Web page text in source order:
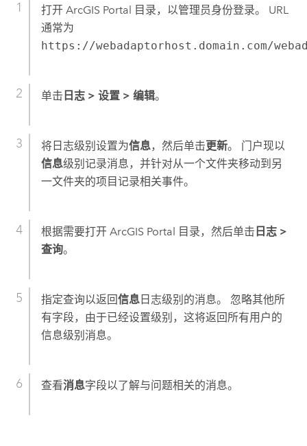
打开 ArcGIS Portal 目录，以管理员身份登录。 URL
通常为
https://webadaptorhost.domain.com/
单击 日志 > 设置 > 编辑。
将日志级别设置为信息，然后单击更新。 门户现以
信息级别记录消息，并针对从一个文件夹移动到另
一文件夹的项目记录相关事件。
根据需要打开 ArcGIS Portal 目录，然后单击 日志 >
查询。
指定查询以返回信息日志级别的消息。 忽略其他所
有字段，由于已经设置级别，这将返回所有用户的
信息级别消息。
查看消息字段以了解与问题相关的消息。